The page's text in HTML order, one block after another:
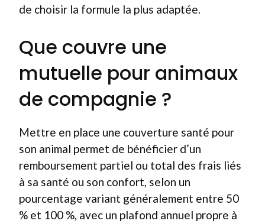
de choisir la formule la plus adaptée.
Que couvre une
mutuelle pour animaux
de compagnie ?
Mettre en place une couverture santé pour
son animal permet de bénéficier d’un
remboursement partiel ou total des frais liés
à sa santé ou son confort, selon un
pourcentage variant généralement entre 50
% et 100 %, avec un plafond annuel propre à